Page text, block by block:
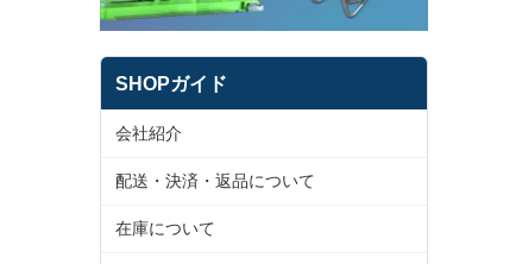
SHOPガイド
会社紹介
配送・決済・返品について
在庫について